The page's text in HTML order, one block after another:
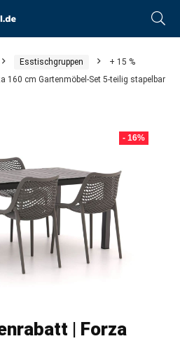
Esstischgruppen
+ 15 %
160 cm Gartenmöbel-Set 5-teilig stapelbar
- 16%
| Forza